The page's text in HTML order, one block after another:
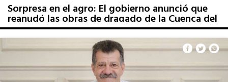
Sorpresa en el agro: El gobierno anunció que
reanudó las obras de dragado de la Cuenca del
Salado